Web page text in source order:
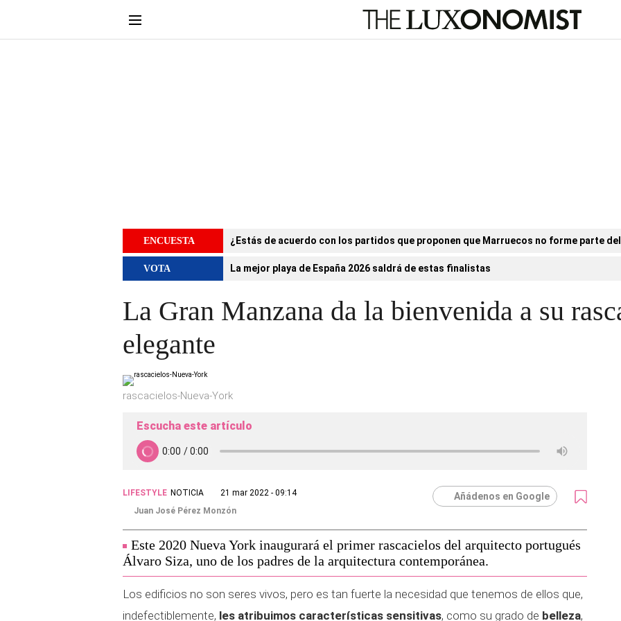
ENCUESTA ¿Estás de acuerdo con los partidos que proponen que Marruecos no forme parte
VOTA La mejor playa de España 2026 saldrá de estas finalistas
La Gran Manzana da la bienvenida a su
elegante
rascacielos-Nueva-York
Escucha este artículo
LIFESTYLE NOTICIA
21 mar 2022 - 09:14
Juan José Pérez Monzón
Añádenos en Google
Este 2020 Nueva York inaugurará el primer rascacielos del arquitecto portugués
Álvaro Siza, uno de los padres de la arquitectura contemporánea.
Los edificios no son seres vivos, pero es tan fuerte la necesidad que tenemos de ellos que,
indefectiblemente, les atribuimos características sensitivas, como su grado de belleza,